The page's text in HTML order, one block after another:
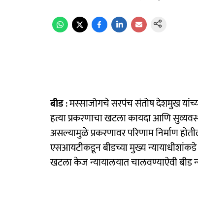
बीड: मस्साजोगचे सरपंच संतोष देशमुख
हत्या प्रकरणाचा खटला कायदा आणि
असल्यामुळे प्रकरणावर परिणाम निर्माण
एसआयटीकडून बीडच्या मुख्य
खटला केज न्यायालयात चालवण्याऐवी बीड